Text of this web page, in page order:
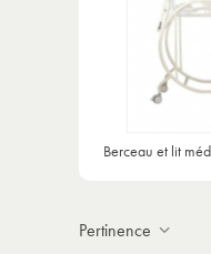
Berceau et lit
Pertinence